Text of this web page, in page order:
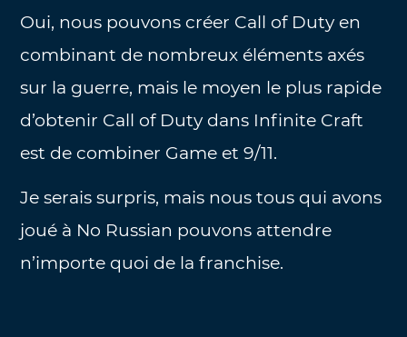
Oui, nous pouvons créer Call of Duty en
combinant de nombreux éléments axés
sur la guerre, mais le moyen le plus rapide
d’obtenir Call of Duty dans Infinite Craft
est de combiner Game et 9/11.
Je serais surpris, mais nous tous qui avons
joué à No Russian pouvons attendre
n’importe quoi de la franchise.